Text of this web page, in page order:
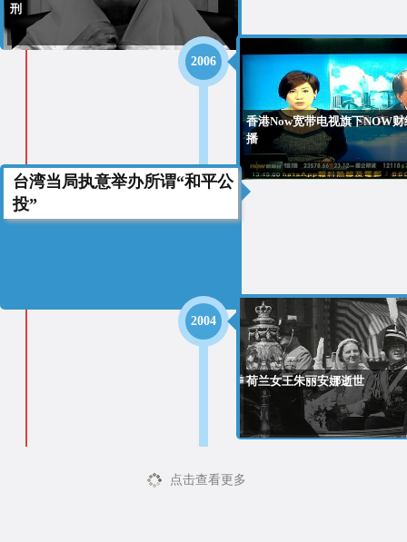
刑
2006
香港Now宽带电视旗下NOW
播
2004
台湾当局执意举办所谓“和平公
投”
2004
荷兰女王朱丽安娜逝世
点击查看更多